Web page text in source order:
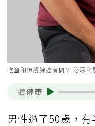
吃蛋和攝護腺癌有關？ 泌尿
聽健康
男性過了50歲，有